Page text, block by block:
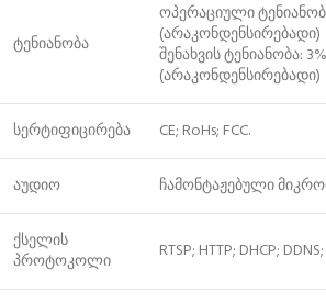
ტენიანობა
ოპერაციული
(არაკონდენსირებადი)
შენახვის ტენიანობა:
(არაკონდენსირებადი)
სერტიფიცირება CE; RoHs; FCC.
აუდიო ჩამონტაჟებული
ქსელის
პროტოკოლი
RTSP; HTTP; DHCP;